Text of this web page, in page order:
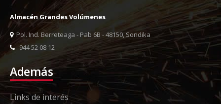
Almacén Grandes Volúmenes
Pol. Ind. Berreteaga - Pab 6B - 48150, Sondika
944 52 08 12
Además
Links de interés